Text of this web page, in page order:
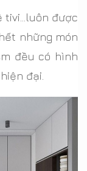
tivi…luôn được
những món
đều có hình
đại.